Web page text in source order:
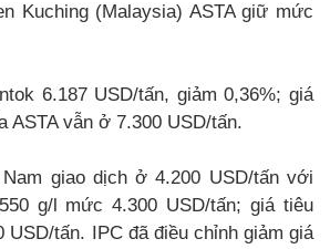
Kuching (Malaysia) ASTA giữ mức
6.187 USD/tấn, giảm 0,36%; giá
ASTA vẫn ở 7.300 USD/tấn.
giao dịch ở 4.200 USD/tấn với
g/l mức 4.300 USD/tấn; giá tiêu
USD/tấn. IPC đã điều chỉnh giảm giá